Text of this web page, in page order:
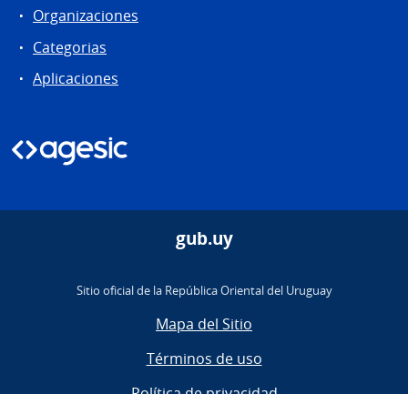
Organizaciones
Categorias
Aplicaciones
gub.uy
Sitio oficial de la República Oriental del Uruguay
Mapa del Sitio
Términos de uso